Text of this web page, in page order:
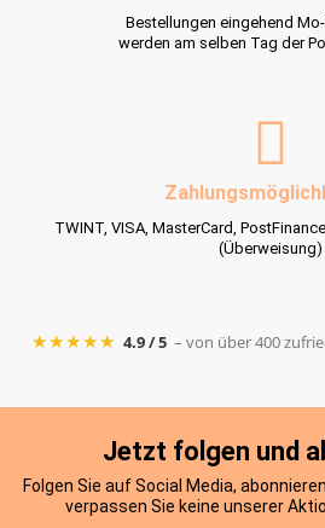
Bestellungen eingehend
werden am selben Tag der
TWINT, VISA, MasterCard,
(Überweisung)
★★★★★ 4.9 / 5 – von über 400
Jetzt folgen und
Folgen Sie auf Social Media,
verpassen Sie keine unserer